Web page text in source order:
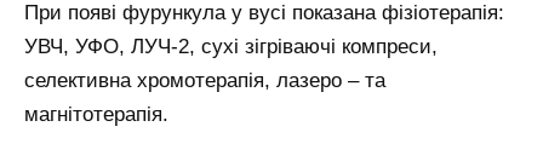
При появі фурункула у вусі показана фізіотерапія:
УВЧ, УФО, ЛУЧ-2, сухі зігріваючі компреси,
селективна хромотерапія, лазеро – та
магнітотерапія.